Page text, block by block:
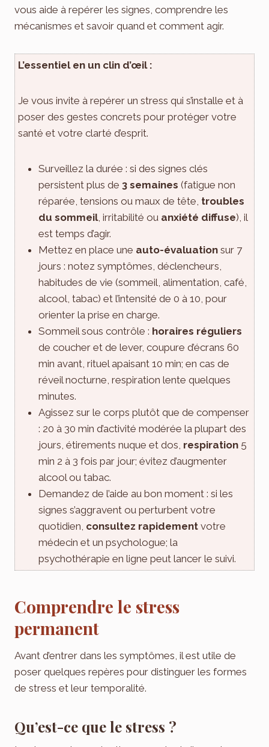
vous aide à repérer les signes, comprendre les
mécanismes et savoir quand et comment agir.
L’essentiel en un clin d’œil :
Je vous invite à repérer un stress qui s’installe et à
poser des gestes concrets pour protéger votre
santé et votre clarté d’esprit.
Surveillez la durée : si des signes clés
persistent plus de 3 semaines (fatigue non
réparée, tensions ou maux de tête, troubles
du sommeil, irritabilité ou anxiété diffuse), il
est temps d’agir.
Mettez en place une auto-évaluation sur 7
jours : notez symptômes, déclencheurs,
habitudes de vie (sommeil, alimentation, café,
alcool, tabac) et l’intensité de 0 à 10, pour
orienter la prise en charge.
Sommeil sous contrôle : horaires réguliers
de coucher et de lever, coupure d’écrans 60
min avant, rituel apaisant 10 min; en cas de
réveil nocturne, respiration lente quelques
minutes.
Agissez sur le corps plutôt que de compenser
: 20 à 30 min d’activité modérée la plupart des
jours, étirements nuque et dos, respiration 5
min 2 à 3 fois par jour; évitez d’augmenter
alcool ou tabac.
Demandez de l’aide au bon moment : si les
signes s’aggravent ou perturbent votre
quotidien, consultez rapidement votre
médecin et un psychologue; la
psychothérapie en ligne peut lancer le suivi.
Comprendre le stress
permanent
Avant d’entrer dans les symptômes, il est utile de
poser quelques repères pour distinguer les formes
de stress et leur temporalité.
Qu’est-ce que le stress ?